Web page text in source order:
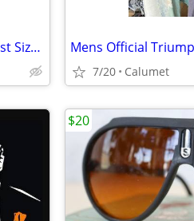
X-Element Mens Leather Motorcycle Vest Size XL
7/20 Calumet
$20